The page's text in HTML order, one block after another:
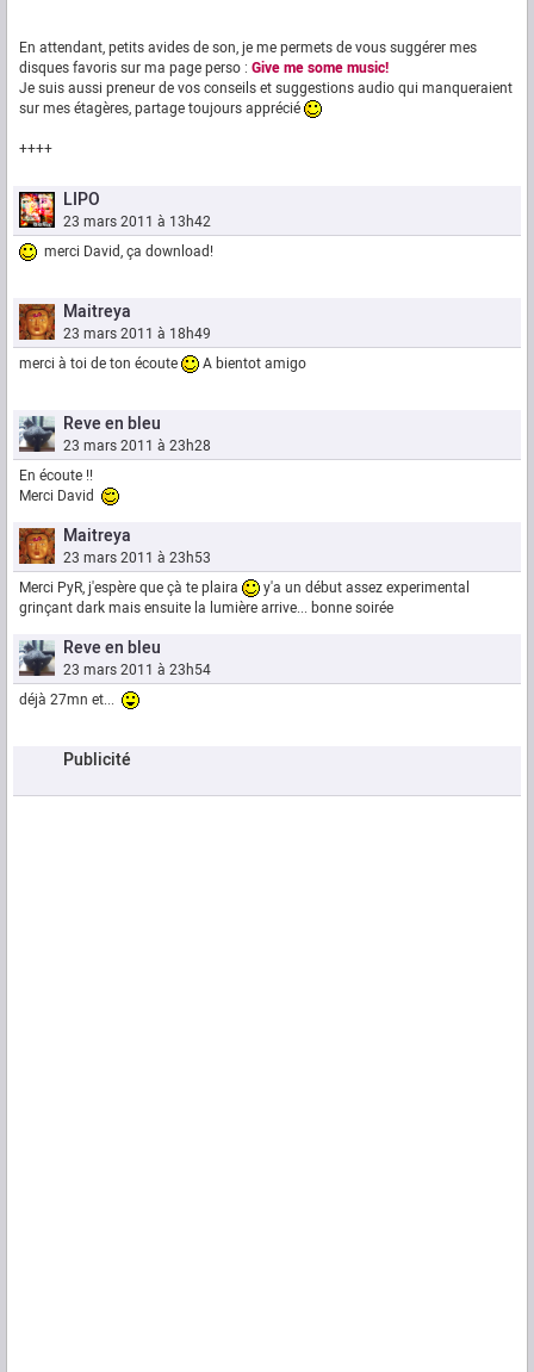
En attendant, petits avides de son, je me permets de vous suggérer mes
disques favoris sur ma page perso : Give me some music!
Je suis aussi preneur de vos conseils et suggestions audio qui manqueraient
sur mes étagères, partage toujours apprécié
++++
LIPO
23 mars 2011 à 13h42
merci David, ça download!
Maitreya
23 mars 2011 à 18h49
merci à toi de ton écoute
A bientot amigo
Reve en bleu
23 mars 2011 à 23h28
En écoute !!
Merci David
Maitreya
23 mars 2011 à 23h53
Merci PyR, j'espère que çà te plaira
y'a un début assez experimental
grinçant dark mais ensuite la lumière arrive... bonne soirée
Reve en bleu
23 mars 2011 à 23h54
déjà 27mn et...
Publicité